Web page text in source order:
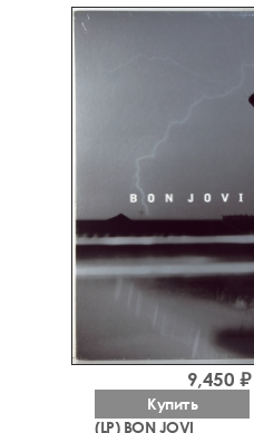
(LP) BON JOVI
9,450 ₽
Купить